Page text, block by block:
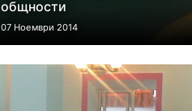
общности
07 Ноември 2014